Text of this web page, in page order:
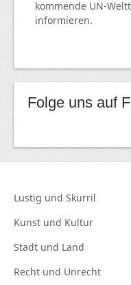
kommende UN-
informieren.
Folge uns auf
Lustig und Skurril
Kunst und Kultur
Stadt und Land
Recht und Unrecht